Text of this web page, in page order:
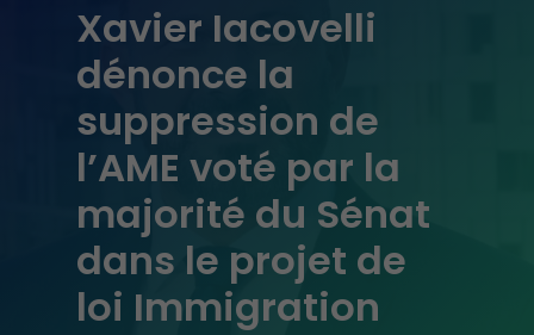
Xavier Iacovelli
dénonce la
suppression de
l’AME voté par la
majorité du Sénat
dans le projet de
loi Immigration